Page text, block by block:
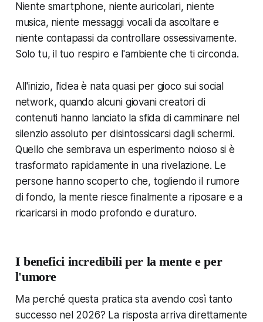
Niente smartphone, niente auricolari, niente
musica, niente messaggi vocali da ascoltare e
niente contapassi da controllare ossessivamente.
Solo tu, il tuo respiro e l'ambiente che ti circonda.
All'inizio, l'idea è nata quasi per gioco sui social
network, quando alcuni giovani creatori di
contenuti hanno lanciato la sfida di camminare nel
silenzio assoluto per disintossicarsi dagli schermi.
Quello che sembrava un esperimento noioso si è
trasformato rapidamente in una rivelazione. Le
persone hanno scoperto che, togliendo il rumore
di fondo, la mente riesce finalmente a riposare e a
ricaricarsi in modo profondo e duraturo.
I benefici incredibili per la mente e per
l'umore
Ma perché questa pratica sta avendo così tanto
successo nel 2026? La risposta arriva direttamente